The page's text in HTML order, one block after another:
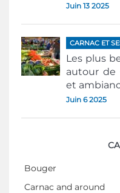
Juin 13 2025
CARNAC ET
Les plus
autour de
et
Juin 6 2025
Bouger
Carnac and around